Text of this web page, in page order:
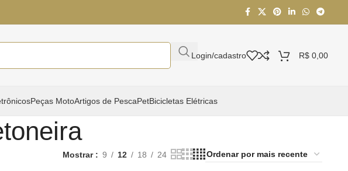
Login/cadastro R$ 0,00
Peças MotoArtigos de PescaPetBicicletas Elétricas
Mostrar 9 12 18 24